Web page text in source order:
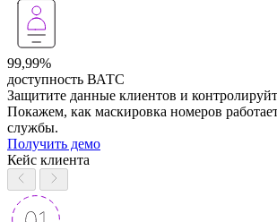
99,99%
доступность ВАТС
Защитите данные клиентов и
Покажем, как маскировка номеров
службы.
Получить демо
Кейс клиента